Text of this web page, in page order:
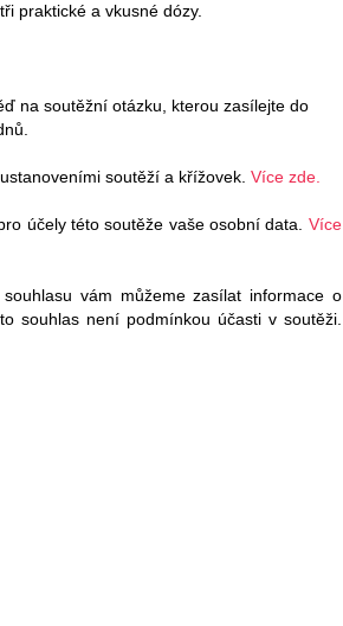
praktické a vkusné dózy.
na soutěžní otázku, kterou zasílejte do
soutěží a křížovek. Více zde.
účely této soutěže vaše osobní data. Více
vám můžeme zasílat informace o
souhlas není podmínkou účasti v soutěži.